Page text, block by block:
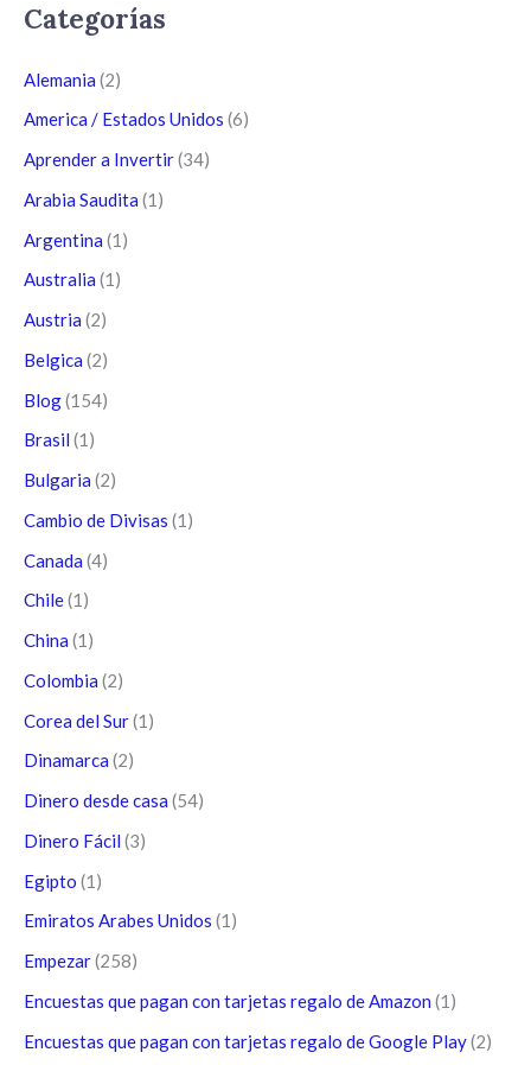
Categorías
Alemania (2)
America / Estados Unidos (6)
Aprender a Invertir(34)
Arabia Saudita (1)
Argentina (1)
Australia (1)
Austria (2)
Belgica (2)
Blog(154)
Brasil (1)
Bulgaria (2)
Cambio de Divisas (1)
Canada (4)
Chile(1)
China (1)
Colombia (2)
Corea del Sur(1)
Dinamarca (2)
Dinero desde casa (54)
Dinero Fácil (3)
Egipto (1)
Emiratos Arabes Unidos (1)
Empezar(258)
Encuestas que pagan con tarjetas regalo de Amazon (1)
Encuestas que pagan con tarjetas regalo de Google Play(2)